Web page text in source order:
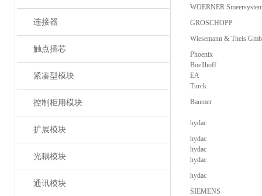
连接器
触点插芯
紧凑型模块
控制柜用模块
扩展模块
光耦模块
通讯模块
WOERNER
GROSCHOPP
Wiesemann & Theis
Phoenix
Boellhoff
EA
Turck
Baumer
hydac
hydac
hydac
hydac
hydac
SIEMENS